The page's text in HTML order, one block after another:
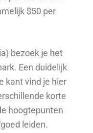
$50 per
bezoek je het
Een duidelijk
kant vind je hier
korte
hoogtepunten
leiden.